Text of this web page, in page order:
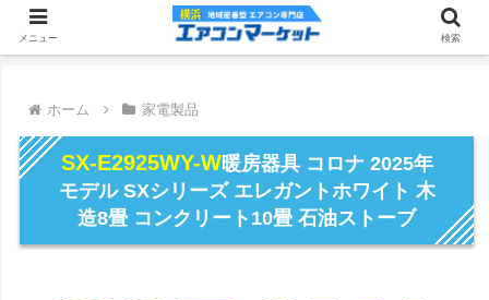
ホーム 家電製品
SX-E2925WY-W暖房器具 コロナ 2025年
モデル SXシリーズ エレガントホワイト 木
造8畳 コンクリート10畳 石油ストーブ
メニュー 検索